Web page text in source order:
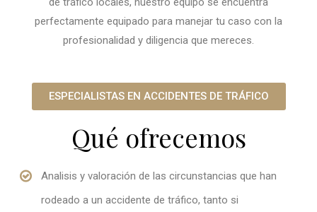
perfectamente equipado para manejar tu caso con la
profesionalidad y diligencia que mereces.
ESPECIALISTAS EN ACCIDENTES DE TRÁFICO
Qué ofrecemos
Analisis y valoración de las circunstancias que han
rodeado a un accidente de tráfico, tanto si